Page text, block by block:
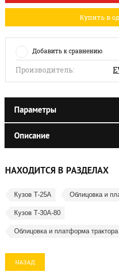
Купить в
Добавить к сравнению
Производитель:
Параметры
Описание
НАХОДИТСЯ В РАЗДЕЛАХ
Кузов Т-25А Облицовка и
Кузов Т-30А-80
Облицовка и платформа
НАЗАД